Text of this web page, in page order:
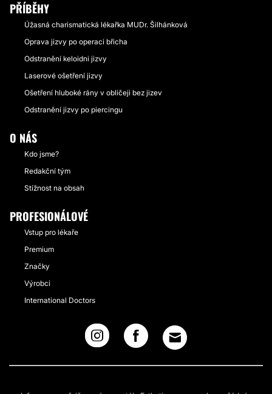
PŘÍBĚHY
Úžasná charismatická lékařka MUDr. Šilhánková
Oprava jizvy po operaci břicha
Odstranění keloidni jizvy
Laserové ošetření jizvy
Ošetření hluboké rány v obličeji bez jizev
Odstranění jizvy po piercingu
O NÁS
Kdo jsme?
Redakční tým
Stížnost na obsah
PROFESIONÁLOVÉ
Vstup pro lékaře
Premium
Značky
Výrobci
International Doctors